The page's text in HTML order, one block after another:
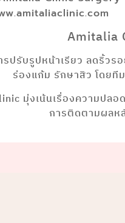
Amitalia
รปรับรูปหน้าเรียว ลดริ้ว
ร่องแก้ม รักษาสิว โดย
มุ่งเน้นเรื่องความปล
การติดตามผลห